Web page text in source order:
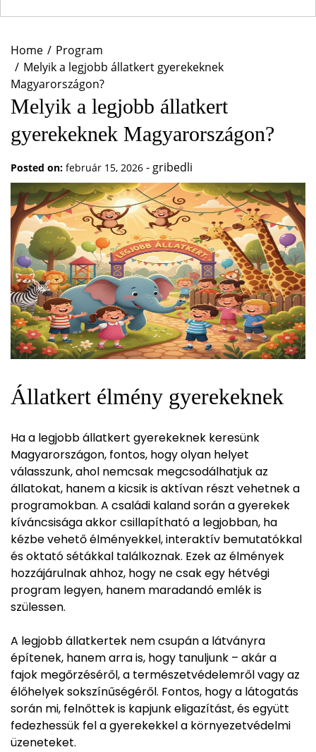
Home
Program
Melyik a legjobb állatkert gyerekeknek
Magyarországon?
Melyik a legjobb állatkert
gyerekeknek Magyarországon?
Posted on: február 15, 2026 - gribedli
Állatkert élmény gyerekeknek
Ha a legjobb állatkert gyerekeknek keresünk
Magyarországon, fontos, hogy olyan helyet
válasszunk, ahol nemcsak megcsodálhatjuk az
állatokat, hanem a kicsik is aktívan részt vehetnek a
programokban. A családi kaland során a gyerekek
kíváncsisága akkor csillapítható a legjobban, ha
kézbe vehető élményekkel, interaktív bemutatókkal
és oktató sétákkal találkoznak. Ezek az élmények
hozzájárulnak ahhoz, hogy ne csak egy hétvégi
program legyen, hanem maradandó emlék is
szülessen.
A legjobb állatkertek nem csupán a látványra
építenek, hanem arra is, hogy tanuljunk – akár a
fajok megőrzéséről, a természetvédelemről vagy az
élőhelyek sokszínűségéről. Fontos, hogy a látogatás
során mi, felnőttek is kapjunk eligazítást, és együtt
fedezhessük fel a gyerekekkel a környezetvédelmi
üzeneteket.